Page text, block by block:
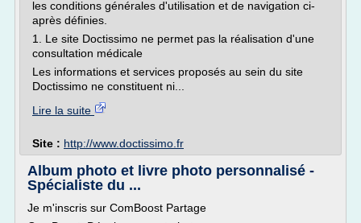
les conditions générales d'utilisation et de navigation ci-
après définies.
1. Le site Doctissimo ne permet pas la réalisation d'une
consultation médicale
Les informations et services proposés au sein du site
Doctissimo ne constituent ni...
Lire la suite
Site : http://www.doctissimo.fr
Album photo et livre photo personnalisé -
Spécialiste du ...
Je m'inscris sur ComBoost Partage